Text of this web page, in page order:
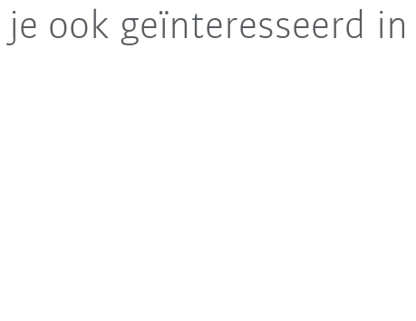
ook geïnteresseerd in